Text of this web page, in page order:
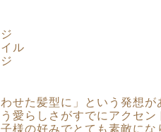
ル
せた髪型に」という発想
愛らしさがすでにアクセ
様の好みでとても素敵にな